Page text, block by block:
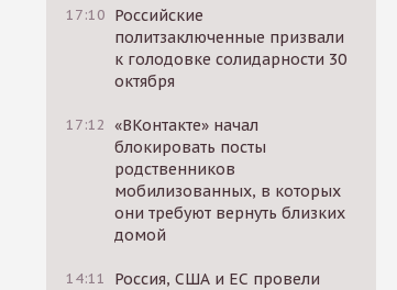
17:10 Российские
политзаключенные призвали
к голодовке солидарности 30
октября
17:12 «ВКонтакте» начал
блокировать посты
родственников
мобилизованных, в которых
они требуют вернуть близких
домой
14:11
Россия, США и ЕС провели